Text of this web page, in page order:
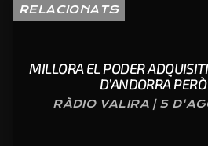
RELACIONATS
MILLORA EL PODER
D’ANDORRA
RÀDIO VALIRA | 5